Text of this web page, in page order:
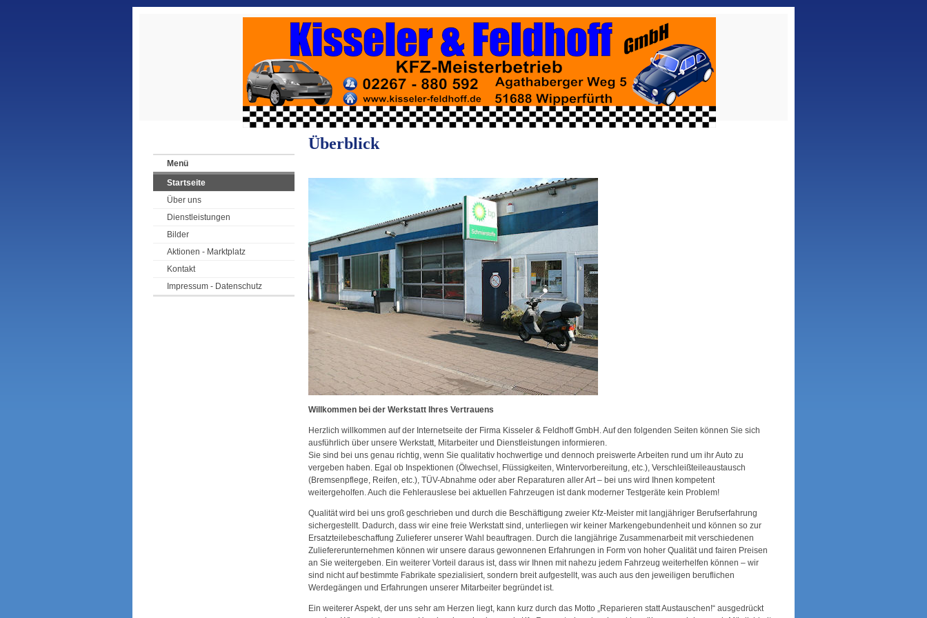
Menü
Startseite
Über uns
Dienstleistungen
Bilder
Aktionen - Marktplatz
Kontakt
Impressum - Datenschutz
Überblick
Willkommen bei der Werkstatt Ihres Vertrauens
Herzlich willkommen auf der Internetseite der Firma Kisseler & Feldhoff GmbH. Auf den folgenden Seiten können Sie sich
ausführlich über unsere Werkstatt, Mitarbeiter und Dienstleistungen informieren.
Sie sind bei uns genau richtig, wenn Sie qualitativ hochwertige und dennoch preiswerte Arbeiten rund um ihr Auto zu
vergeben haben. Egal ob Inspektionen (Ölwechsel, Flüssigkeiten, Wintervorbereitung, etc.), Verschleißteileaustausch
(Bremsenpflege, Reifen, etc.), TÜV-Abnahme oder aber Reparaturen aller Art – bei uns wird Ihnen kompetent
weitergeholfen. Auch die Fehlerauslese bei aktuellen Fahrzeugen ist dank moderner Testgeräte kein Problem!
Qualität wird bei uns groß geschrieben und durch die Beschäftigung zweier Kfz-Meister mit langjähriger Berufserfahrung
sichergestellt. Dadurch, dass wir eine freie Werkstatt sind, unterliegen wir keiner Markengebundenheit und können so zur
Ersatzteilebeschaffung Zulieferer unserer Wahl beauftragen. Durch die langjährige Zusammenarbeit mit verschiedenen
Zuliefererunternehmen können wir unsere daraus gewonnenen Erfahrungen in Form von hoher Qualität und fairen Preisen
an Sie weitergeben. Ein weiterer Vorteil daraus ist, dass wir Ihnen mit nahezu jedem Fahrzeug weiterhelfen können – wir
sind nicht auf bestimmte Fabrikate spezialisiert, sondern breit aufgestellt, was auch aus den jeweiligen beruflichen
Werdegängen und Erfahrungen unserer Mitarbeiter begründet ist.
Ein weiterer Aspekt, der uns sehr am Herzen liegt, kann kurz durch das Motto „Reparieren statt Austauschen!“ ausgedrückt